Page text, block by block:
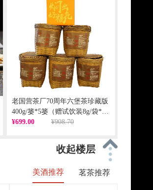
老国营茶厂70周年六堡茶珍藏版
400g/篓*5篓（赠试饮装8g/袋*3
袋、焖泡壶*1）
¥699.00 ¥908.70
收起楼层
美酒推荐 茗茶推荐